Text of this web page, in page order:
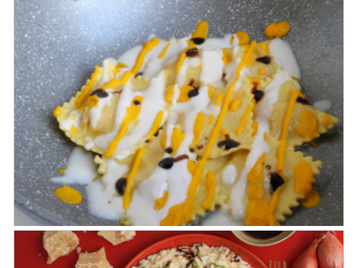
Tagliolini con crema di parmigiano,
favette e guanciale all’Aceto Balsamico
di Modena IGP